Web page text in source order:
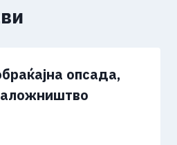
опсада,